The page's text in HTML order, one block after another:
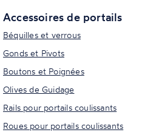
Accessoires de portails
Béquilles et verrous
Gonds et Pivots
Boutons et Poignées
Olives de Guidage
Rails pour portails coulissants
Roues pour portails coulissants